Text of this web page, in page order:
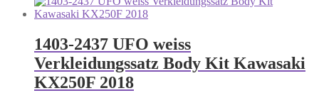
1403-2437 UFO weiss
Verkleidungssatz Body Kit Kawasaki
KX250F 2018